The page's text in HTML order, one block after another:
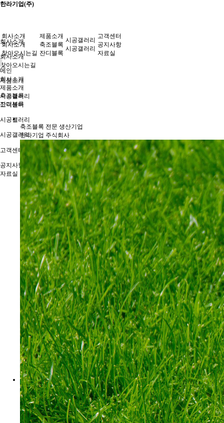
한라기업(주)
회사소개
회사소개
찾아오시는길
제품소개
축조블록
잔디블록
시공갤러리
시공갤러리
고객센터
공지사항
자료실
회사소개
회사소개
찾아오시는길
제품소개
축조블록
잔디블록
시공갤러리
시공갤러리
고객센터
공지사항
자료실
메인
회사소개
제품소개
시공갤러리
고객센터
축조블록 전문 생산기업
한라기업 주식회사